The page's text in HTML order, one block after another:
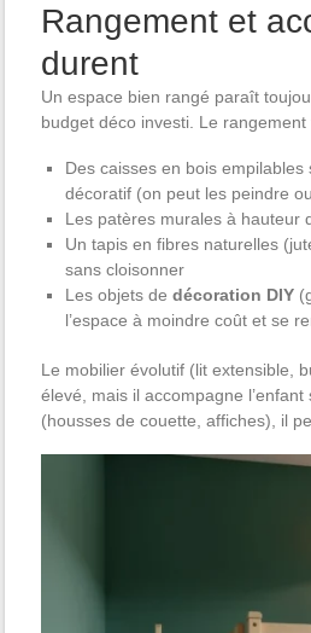
Rangement et
durent
Un espace bien rangé paraît
budget déco investi. Le
Des caisses en bois
décoratif (on peut les peindre
Les patères murales à hauteur
Un tapis en fibres naturelles
sans cloisonner
Les objets de décoration DIY
l’espace à moindre coût et se
Le mobilier évolutif (lit extensible,
élevé, mais il accompagne
(housses de couette, affiches), il